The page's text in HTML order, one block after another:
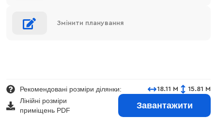
Змінити планування
Рекомендовані розміри ділянки: 18.11 М 15.81 М
Лінійні розміри
приміщень PDF
Завантажити